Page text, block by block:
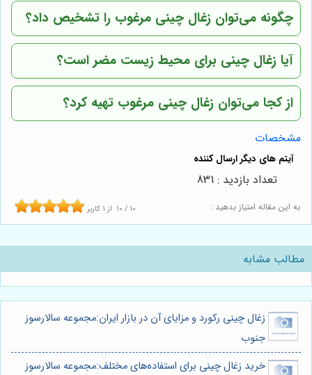
چگونه می‌توان زغال چینی مرغوب را تشخیص داد؟
آیا زغال چینی برای محیط زیست مضر است؟
از کجا می‌توان زغال چینی مرغوب تهیه کرد؟
مشخصات
به این مقاله امتیاز بدهید : 10 / 10 از 1 کاربر
تعداد بازدید : 831
مطالب مشابه
زغال چینی رکورد و مزایای آن در بازار ایران:مجموعه سالارسوز
جنوب
خرید زغال چینی برای استفاده‌های مختلف:مجموعه سالارسوز